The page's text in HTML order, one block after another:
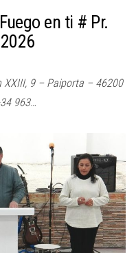
en ti # Pr.
XXIII, 9 – Paiporta – 46200
963…